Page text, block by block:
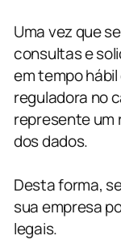
Uma vez que
consultas e
em tempo
reguladora no
represente um
dos dados.
Desta forma,
sua empresa
legais.